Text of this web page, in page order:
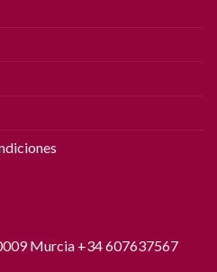
Murcia +34 607637567